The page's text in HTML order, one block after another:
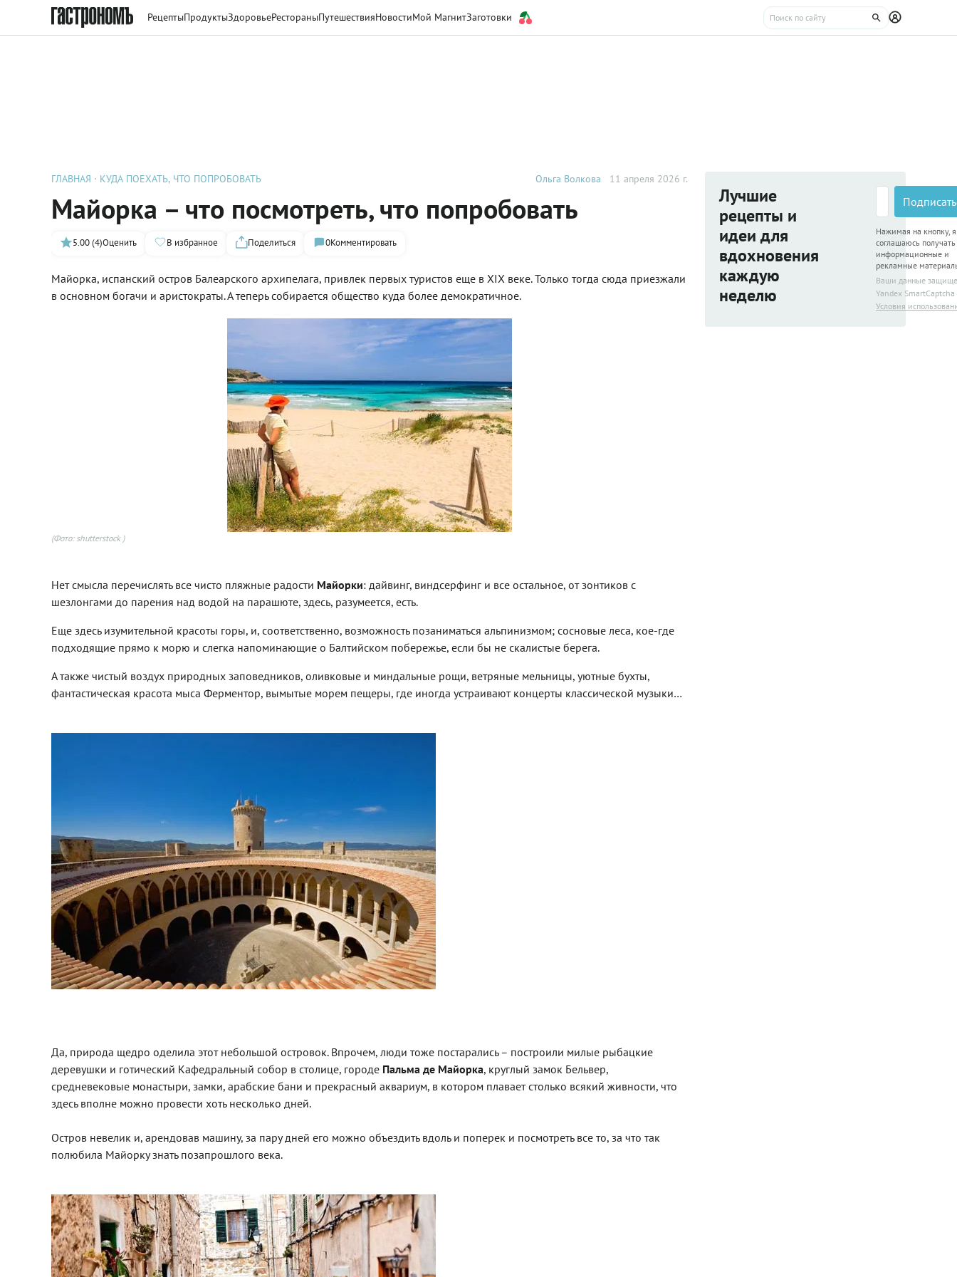
РецептыПродуктыЗдоровьеРестораныПутешествияНовостиМой МагнитЗаготовки
ГЛАВНАЯ КУДА ПОЕХАТЬ, ЧТО ПОПРОБОВАТЬ Ольга Волкова 11 апреля 2026 г.
Майорка – что посмотреть, что попробовать
5.00 (4)Оценить В избранное Поделиться 0Комментировать
Майорка, испанский остров Балеарского архипелага, привлек первых туристов еще в XIX веке. Только тогда сюда приезжали
в основном богачи и аристократы. А теперь собирается общество куда более демократичное.
(Фото: shutterstock )
Нет смысла перечислять все чисто пляжные радости Майорки: дайвинг, виндсерфинг и все остальное, от зонтиков с
шезлонгами до парения над водой на парашюте, здесь, разумеется, есть.
Еще здесь изумительной красоты горы, и, соответственно, возможность позаниматься альпинизмом; сосновые леса, кое-где
подходящие прямо к морю и слегка напоминающие о Балтийском побережье, если бы не скалистые берега.
А также чистый воздух природных заповедников, оливковые и миндальные рощи, ветряные мельницы, уютные бухты,
фантастическая красота мыса Ферментор, вымытые морем пещеры, где иногда устраивают концерты классической музыки…
Да, природа щедро оделила этот небольшой островок. Впрочем, люди тоже постарались – построили милые рыбацкие
деревушки и готический Кафедральный собор в столице, городе Пальма де Майорка, круглый замок Бельвер,
средневековые монастыри, замки, арабские бани и прекрасный аквариум, в котором плавает столько всякий живности, что
здесь вполне можно провести хоть несколько дней.
Остров невелик и, арендовав машину, за пару дней его можно объездить вдоль и поперек и посмотреть все то, за что так
полюбила Майорку знать позапрошлого века.
Лучшие
рецепты и
идеи для
вдохновения
каждую
неделю
Нажимая на кнопку, я
соглашаюсь получать
информационные и
рекламные
Ваши данные
Yandex SmartCaptcha
Условия